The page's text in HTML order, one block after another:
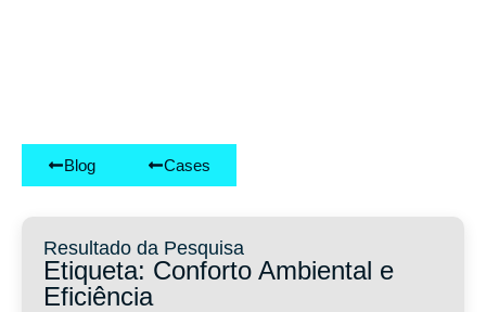
Blog Cases
Resultado da Pesquisa
Etiqueta: Conforto Ambiental e
Eficiência